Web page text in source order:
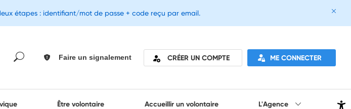
Faire un signalement CRÉER UN COMPTE ME CONNECTER
Être volontaire Accueillir un volontaire L'Agence
étapes : identifiant/mot de passe + code reçu par email.